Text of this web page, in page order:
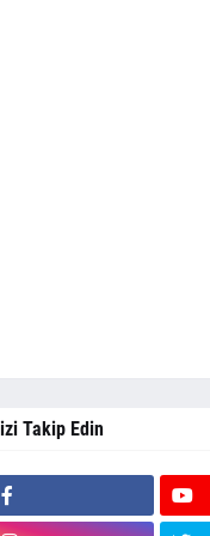
Takip Edin